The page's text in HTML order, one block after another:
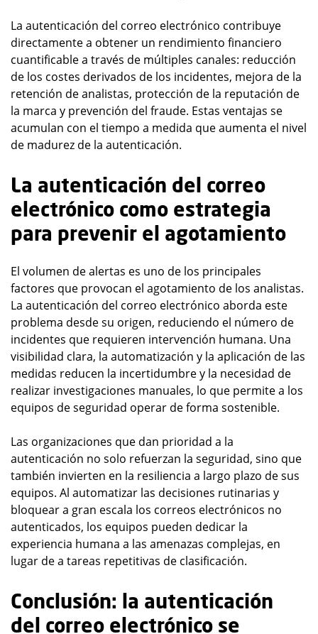
La autenticación del correo electrónico contribuye
directamente a obtener un rendimiento financiero
cuantificable a través de múltiples canales: reducción
de los costes derivados de los incidentes, mejora de la
retención de analistas, protección de la reputación de
la marca y prevención del fraude. Estas ventajas se
acumulan con el tiempo a medida que aumenta el nivel
de madurez de la autenticación.
La autenticación del correo
electrónico como estrategia
para prevenir el agotamiento
El volumen de alertas es uno de los principales
factores que provocan el agotamiento de los analistas.
La autenticación del correo electrónico aborda este
problema desde su origen, reduciendo el número de
incidentes que requieren intervención humana. Una
visibilidad clara, la automatización y la aplicación de las
medidas reducen la incertidumbre y la necesidad de
realizar investigaciones manuales, lo que permite a los
equipos de seguridad operar de forma sostenible.
Las organizaciones que dan prioridad a la
autenticación no solo refuerzan la seguridad, sino que
también invierten en la resiliencia a largo plazo de sus
equipos. Al automatizar las decisiones rutinarias y
bloquear a gran escala los correos electrónicos no
autenticados, los equipos pueden dedicar la
experiencia humana a las amenazas complejas, en
lugar de a tareas repetitivas de clasificación.
Conclusión: la autenticación
del correo electrónico se